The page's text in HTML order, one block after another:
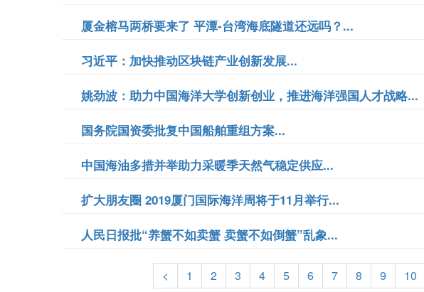
厦金榕马两桥要来了 平潭-台湾海底隧道还远吗？...
习近平：加快推动区块链产业创新发展...
姚劲波：助力中国海洋大学创新创业，推进海洋强国人才战略...
国务院国资委批复中国船舶重组方案...
中国海油多措并举助力采暖季天然气稳定供应...
扩大朋友圈 2019厦门国际海洋周将于11月举行...
人民日报批“养蟹不如卖蟹 卖蟹不如倒蟹”乱象...
< 1 2 3 4 5 6 7 8 9 10